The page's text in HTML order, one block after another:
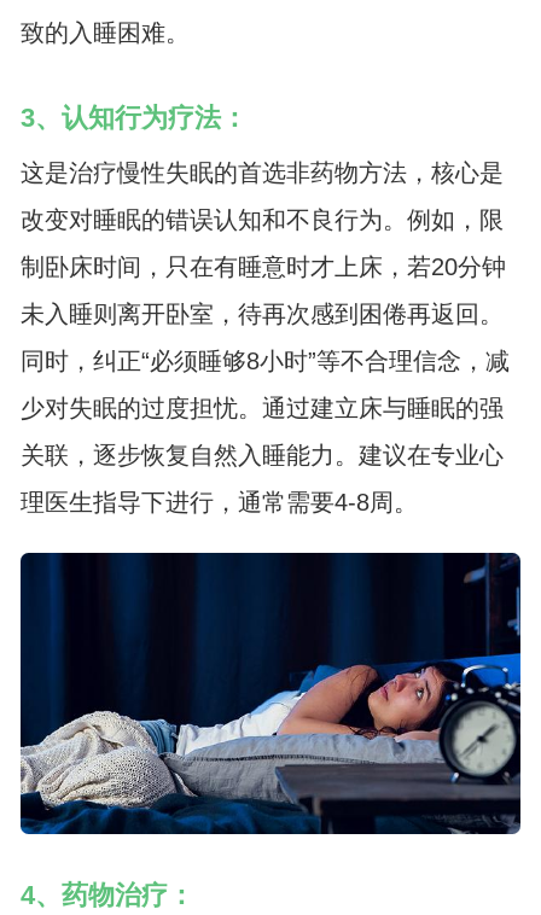
致的入睡困难。
3、认知行为疗法：
这是治疗慢性失眠的首选非药物方法，核心是
改变对睡眠的错误认知和不良行为。例如，限
制卧床时间，只在有睡意时才上床，若20分钟
未入睡则离开卧室，待再次感到困倦再返回。
同时，纠正“必须睡够8小时”等不合理信念，减
少对失眠的过度担忧。通过建立床与睡眠的强
关联，逐步恢复自然入睡能力。建议在专业心
理医生指导下进行，通常需要4-8周。
4、药物治疗：